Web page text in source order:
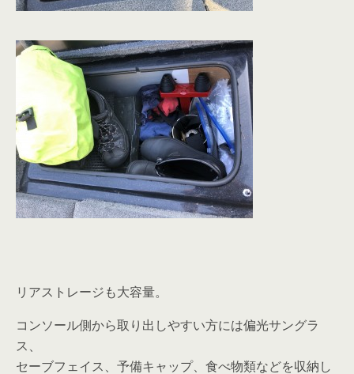
リアストレージも大容量。
コンソール側から取り出しやすい方には偏光サングラ
ス、
セーブフェイス、予備キャップ、食べ物類などを収納し